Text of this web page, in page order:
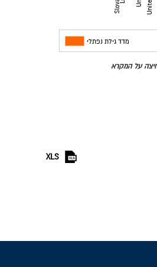
מדד גילת נפתלי
על המקרא
XLS